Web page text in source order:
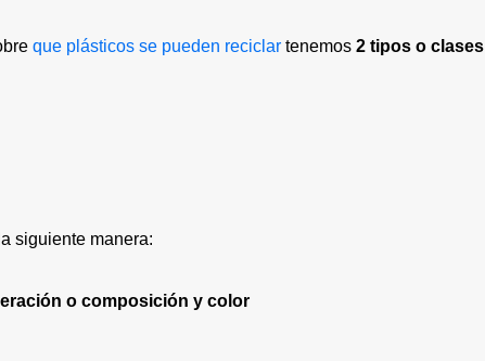
que plásticos se pueden reciclar tenemos 2 tipos o clases
siguiente manera:
o composición y color